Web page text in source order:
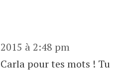
à 2:48 pm
pour tes mots ! Tu